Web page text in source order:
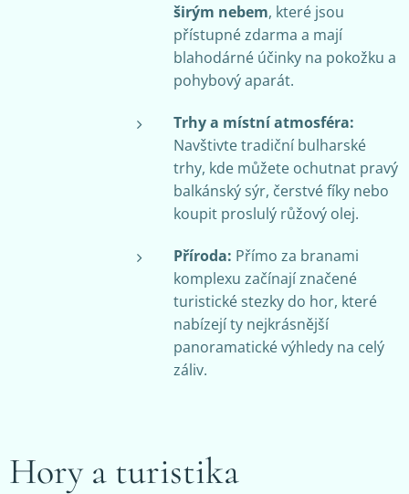
širým nebem, které jsou
přístupné zdarma a mají
blahodárné účinky na pokožku a
pohybový aparát.
Trhy a místní atmosféra:
Navštivte tradiční bulharské
trhy, kde můžete ochutnat pravý
balkánský sýr, čerstvé fíky nebo
koupit proslulý růžový olej.
Příroda: Přímo za branami
komplexu začínají značené
turistické stezky do hor, které
nabízejí ty nejkrásnější
panoramatické výhledy na celý
záliv.
Hory a turistika